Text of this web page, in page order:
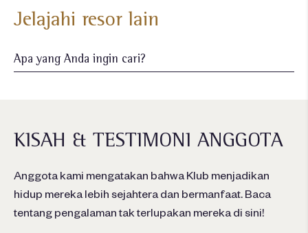
Jelajahi resor lain
KISAH & TESTIMONI ANGGOTA
Anggota kami mengatakan bahwa Klub menjadikan
hidup mereka lebih sejahtera dan bermanfaat. Baca
tentang pengalaman tak terlupakan mereka di sini!